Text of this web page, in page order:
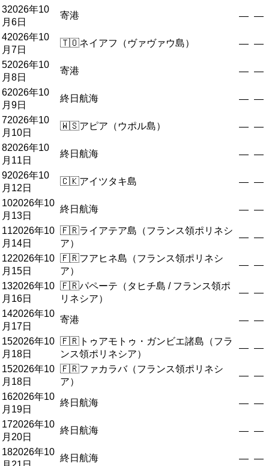
32026年10
月6日
寄港 — —
42026年10
月7日
🇹🇴ネイアフ（ヴァヴァウ島） — —
52026年10
月8日
寄港 — —
62026年10
月9日
終日航海 — —
72026年10
月10日
🇼🇸アピア（ウポル島） — —
82026年10
月11日
終日航海 — —
92026年10
月12日
🇨🇰アイツタキ島 — —
102026年10
月13日
終日航海 — —
112026年10
月14日
🇫🇷ライアテア島（フランス領ポリネシ
ア）
— —
122026年10
月15日
🇫🇷フアヒネ島（フランス領ポリネシ
ア）
— —
132026年10
月16日
🇫🇷パペーテ（タヒチ島 / フランス領ポ
リネシア）
— —
142026年10
月17日
寄港 — —
152026年10
月18日
🇫🇷 トゥアモトゥ・ガンビエ諸島（フラ
ンス領ポリネシア）
— —
152026年10
月18日
🇫🇷ファカラバ（フランス領ポリネシ
ア）
— —
162026年10
月19日
終日航海 — —
172026年10
月20日
終日航海 — —
182026年10
終日航海 — —